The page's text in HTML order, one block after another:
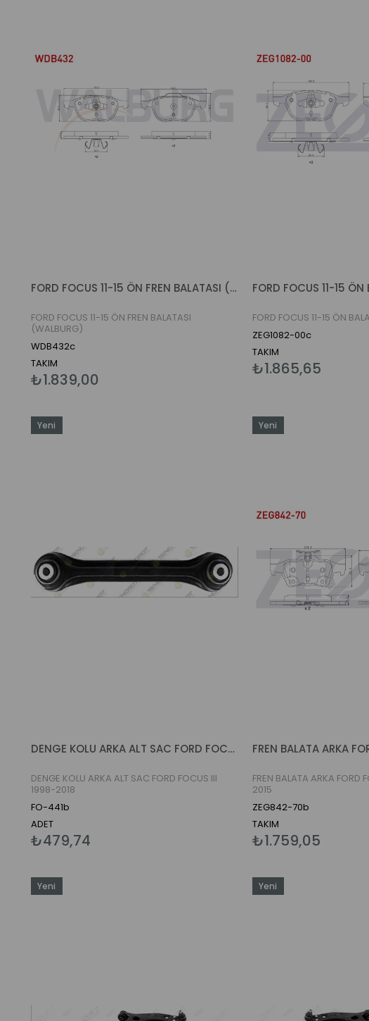
FORD FOCUS 11-15 ÖN FREN BALATASI (WALBURG)
FORD FOCUS 11-15 ÖN FREN BALATASI
(WALBURG)
WDB432c
TAKIM
₺1.839,00
FORD FOCUS 11-15
FORD FOCUS 11-15 ÖN
ZEG1082-00c
TAKIM
₺1.865,65
DENGE KOLU ARKA ALT SAC FORD FOCUS III 1998-2018
DENGE KOLU ARKA ALT SAC FORD FOCUS III
1998-2018
FO-441b
ADET
₺479,74
Yeni
FREN BALATA ARKA FORD
2015
ZEG842-70b
TAKIM
₺1.759,05
Yeni
Yeni
Yeni